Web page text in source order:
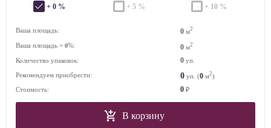
+ 0 % + 5 % + 10 %
Ваша площадь: 0 м2
Ваша площадь + 0%: 0 м2
Количество упаковок: 0 уп.
Рекомендуем приобрести:
0 уп. (0 м2)
Стоимость:
0 ₽
В корзину